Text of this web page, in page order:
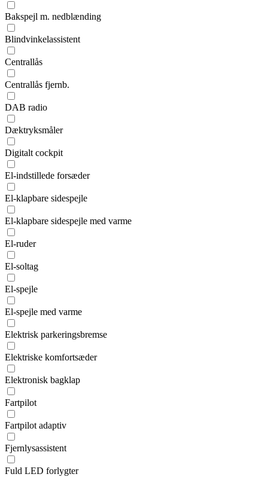
Bakspejl m. nedblænding
Blindvinkelassistent
Centrallås
Centrallås fjernb.
DAB radio
Dæktryksmåler
Digitalt cockpit
El-indstillede forsæder
El-klapbare sidespejle
El-klapbare sidespejle med varme
El-ruder
El-soltag
El-spejle
El-spejle med varme
Elektrisk parkeringsbremse
Elektriske komfortsæder
Elektronisk bagklap
Fartpilot
Fartpilot adaptiv
Fjernlysassistent
Fuld LED forlygter